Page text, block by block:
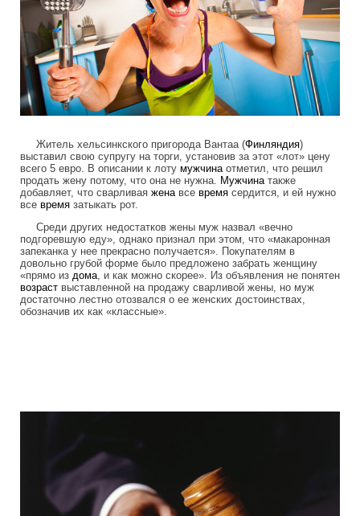
Житель хельсинкского пригорода Вантаа (Финляндия)
выставил свою супругу на торги, установив за этот «лот» цену
всего 5 евро. В описании к лоту мужчинаотметил, что решил
продать жену потому, что она не нужна. Мужчинатакже
добавляет, что сварливая женавсе время сердится, и ей нужно
все время затыкать рот.
Среди других недостатков жены муж назвал «вечно
подгоревшую еду», однако признал при этом, что «макаронная
запеканка у нее прекрасно получается». Покупателям в
довольно грубой форме было предложено забрать женщину
«прямо из дома , и как можно скорее». Из объявления не понятен
возраст выставленной на продажу сварливой жены, но муж
достаточно лестно отозвался о ее женских достоинствах,
обозначив их как «классные».